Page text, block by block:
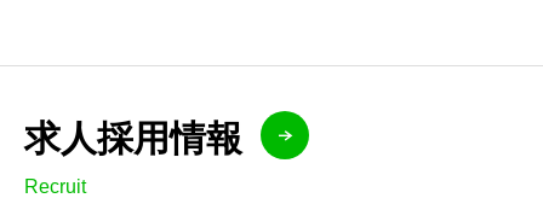
求人採用情報
Recruit